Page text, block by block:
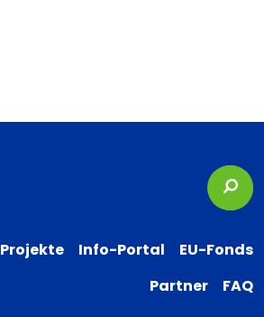
Projekte Info-Portal
EU-Fonds
Partner
FAQ